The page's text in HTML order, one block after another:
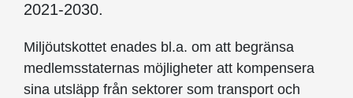
2021-2030.
Miljöutskottet enades bl.a. om att begränsa
medlemsstaternas möjligheter att kompensera
sina utsläpp från sektorer som transport och